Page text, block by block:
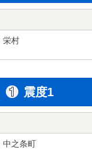
栄村
震度1
中之条町